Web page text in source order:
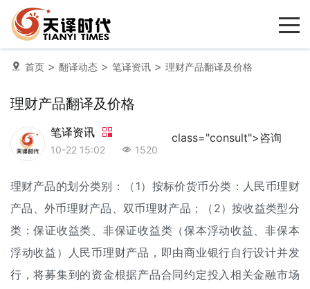
首页 > 翻译动态 > 笔译资讯 > 理财产品翻译及价格
理财产品翻译及价格
笔译资讯
10-22 15:02 1520
class="consult">咨询
理财产品的划分类别：（1）按标价货币分类：人民币理财
产品、外币理财产品、双币理财产品；（2）按收益类型分
类：保证收益类、非保证收益类（保本浮动收益、非保本
浮动收益）人民币理财产品，即由商业银行自行设计并发
行，将募集到的资金根据产品合同约定投入相关金融市场